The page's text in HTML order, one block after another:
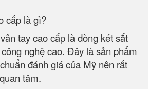
cấp là gì?
tay cao cấp là dòng két sắt
nghệ cao. Đây là sản phẩm
đánh giá của Mỹ nên rất
tâm.